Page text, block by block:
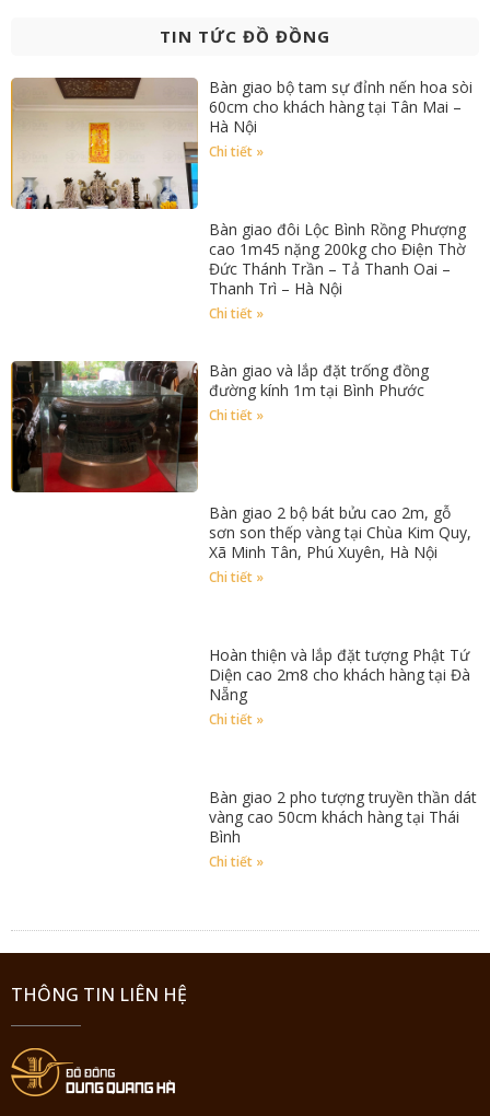
TIN TỨC ĐỒ ĐỒNG
Bàn giao bộ tam sự đỉnh nến hoa sòi
60cm cho khách hàng tại Tân Mai –
Hà Nội
Chi tiết »
Bàn giao đôi Lộc Bình Rồng Phượng
cao 1m45 nặng 200kg cho Điện Thờ
Đức Thánh Trần – Tả Thanh Oai –
Thanh Trì – Hà Nội
Chi tiết »
Bàn giao và lắp đặt trống đồng
đường kính 1m tại Bình Phước
Chi tiết »
Bàn giao 2 bộ bát bửu cao 2m, gỗ
sơn son thếp vàng tại Chùa Kim Quy,
Xã Minh Tân, Phú Xuyên, Hà Nội
Chi tiết »
Hoàn thiện và lắp đặt tượng Phật Tứ
Diện cao 2m8 cho khách hàng tại Đà
Nẵng
Chi tiết »
Bàn giao 2 pho tượng truyền thần dát
vàng cao 50cm khách hàng tại Thái
Bình
Chi tiết »
THÔNG TIN LIÊN HỆ